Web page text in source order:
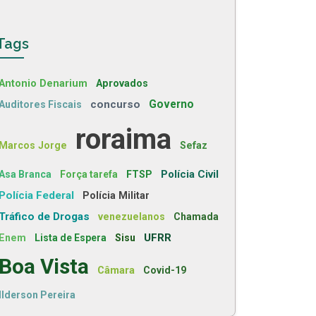
Denarium Aprovados
Fiscais concurso Governo
Jorge roraima Sefaz
Branca Força tarefa FTSP
Polícia Civil
Federal
Polícia Militar
de Drogas venezuelanos
Chamada
Lista de Espera Sisu UFRR
Vista Câmara Covid-19
Pereira